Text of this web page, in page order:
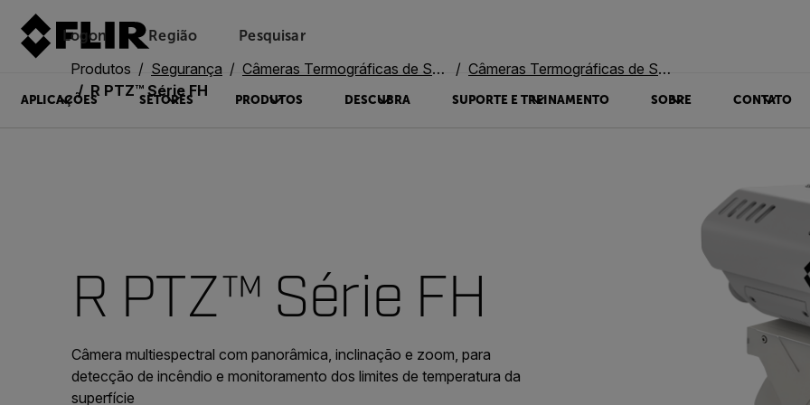
Logon Região Pesquisar
APLICAÇÕES SETORES PRODUTOS DESCUBRA SUPORTE E TREINAMENTO SOBRE CONTATO
Produtos Segurança Câmeras Termográficas de Segurança
Câmeras Termográficas de Segurança Panorâmicas/Inclinadas
R PTZ™ Série FH
R PTZ™ Série FH
Câmera multiespectral com panorâmica, inclinação e zoom, para
detecção de incêndio e monitoramento dos limites de temperatura da
superfície